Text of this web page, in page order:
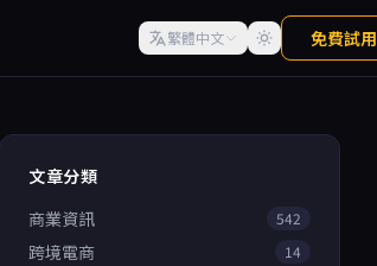
繁體中文 免費試用
文章分類
商業資訊
542
跨境電商 14